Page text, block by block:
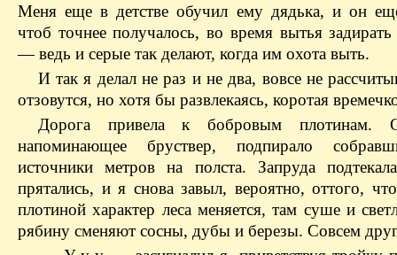
Меня еще в детстве обучил ему дядька, и он
чтоб точнее получалось, во время вытья
— ведь и серые так делают, когда им охота выть.
И так я делал не раз и не два, вовсе не
отзовутся, но хотя бы развлекаясь, коротая
Дорога привела к бобровым плотинам.
напоминающее бруствер, подпирало
источники метров на полста. Запруда
прятались, и я снова завыл, вероятно, оттого,
плотиной характер леса меняется, там суше и
рябину сменяют сосны, дубы и березы. Совсем